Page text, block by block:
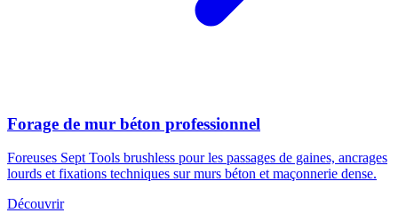
Forage de mur béton professionnel
Foreuses Sept Tools brushless pour les passages de gaines, ancrages
lourds et fixations techniques sur murs béton et maçonnerie dense.
Découvrir